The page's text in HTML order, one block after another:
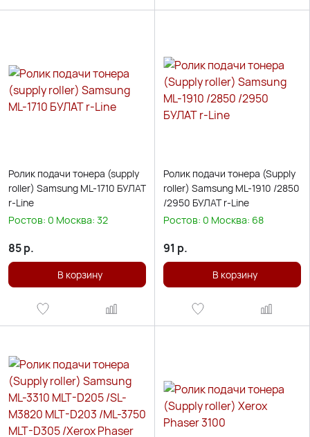
Ролик подачи тонера (supply
roller) Samsung ML-1710 БУЛАТ
r-Line
Ростов: 0 Москва: 32
85р.
В корзину
Ролик подачи тонера (Supply
roller) Samsung ML-1910 /2850
/2950 БУЛАТ r-Line
Ростов: 0 Москва: 68
91 р.
В корзину